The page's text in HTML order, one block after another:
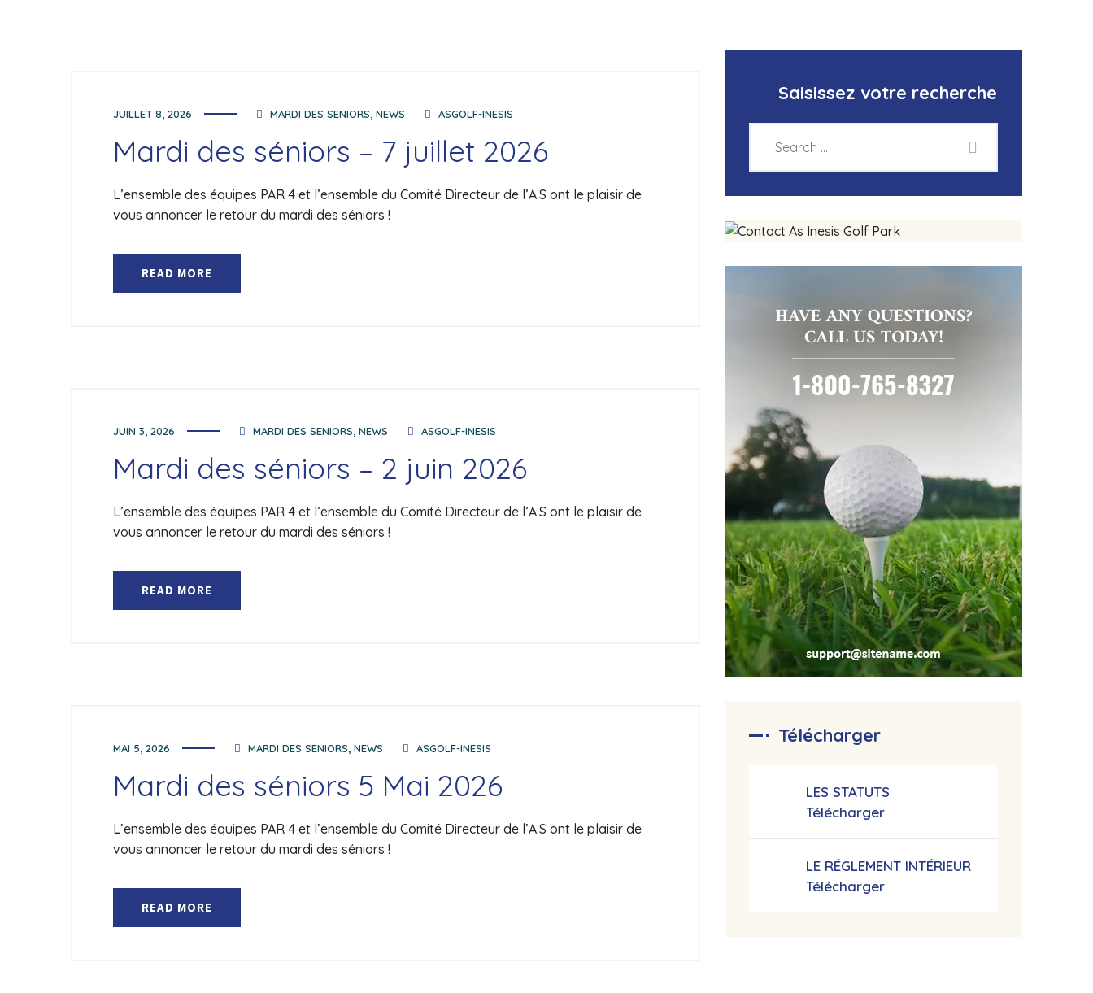
JUILLET 8, 2026 MARDI DES SENIORS,NEWS ASGOLF-INESIS
Mardi des séniors – 7 juillet 2026
L’ensemble des équipes PAR 4 et l’ensemble du Comité Directeur de l’A.S ont le plaisir de
vous annoncer le retour du mardi des séniors !
READ MORE
JUIN 3, 2026 MARDI DES SENIORS,NEWS ASGOLF-INESIS
Mardi des séniors – 2 juin 2026
L’ensemble des équipes PAR 4 et l’ensemble du Comité Directeur de l’A.S ont le plaisir de
vous annoncer le retour du mardi des séniors !
READ MORE
MAI 5, 2026 MARDI DES SENIORS,NEWS ASGOLF-INESIS
Mardi des séniors 5 Mai 2026
L’ensemble des équipes PAR 4 et l’ensemble du Comité Directeur de l’A.S ont le plaisir de
vous annoncer le retour du mardi des séniors !
READ MORE
Saisissez votre recherche
Télécharger
LES STATUTS
Télécharger
LE RÉGLEMENT INTÉRIEUR
Télécharger